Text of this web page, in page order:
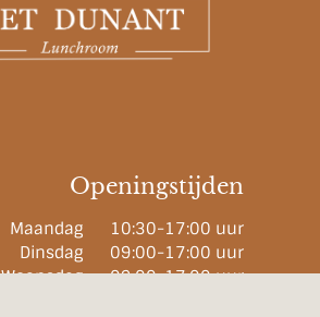
Openingstijden
Maandag 10:30-17:00 uur
Dinsdag 09:00-17:00 uur
Woensdag 09:00-17:00 uur